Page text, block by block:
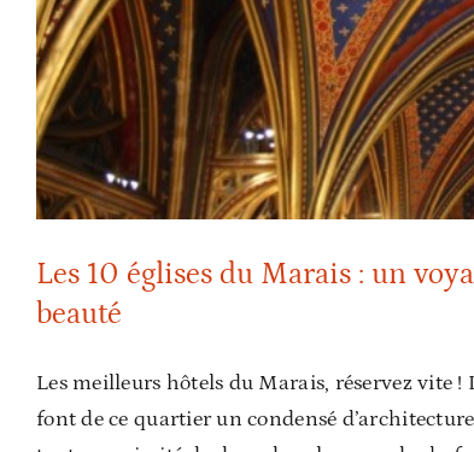
Les 10 églises du Marais : un
beauté
Les meilleurs hôtels du Marais, réservez vite
font de ce quartier un condensé